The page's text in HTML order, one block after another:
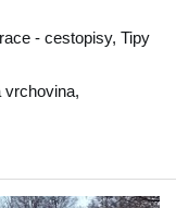
- cestopisy, Tipy
vrchovina,